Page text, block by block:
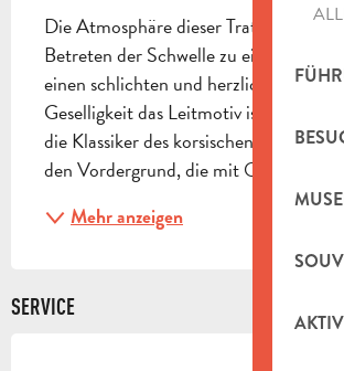
Die Atmosphäre dieser Trattoria lädt
Betreten der Schwelle zu einer Reise
einen schlichten und herzlichen
Geselligkeit das Leitmotiv ist. Die
die Klassiker des korsischen
den Vordergrund, die mit
Mehr anzeigen
SERVICE